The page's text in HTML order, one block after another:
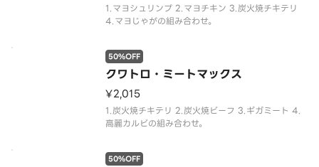
1.マヨシュリンプ 2.マヨチキン 3.炭火焼チキテリ
4.マヨじゃがの組み合わせ。
クワトロ・ミートマックス
50%OFF
¥2,015
1.炭火焼チキテリ 2.炭火焼ビーフ 3.ギガミート 4.
高麗カルビの組み合わせ。
50%OFF